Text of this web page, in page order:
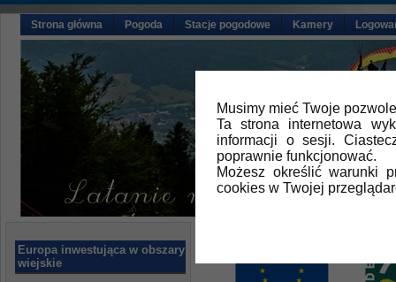
Musimy mieć Twoje
Ta strona internetowa
informacji o sesji.
poprawnie funkcjonować.
Możesz określić warunki
cookies w Twojej
Strona główna Pogoda Stacje pogodowe Kamery
Europa inwestująca w obszary
wiejskie